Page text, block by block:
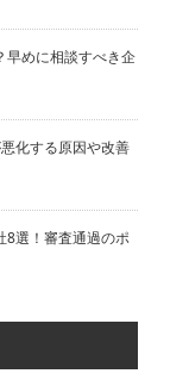
早めに相談すべき企
化する原因や改善
8選！審査通過のポ